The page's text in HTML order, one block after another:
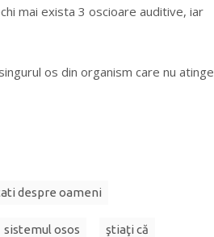
mai exista 3 oscioare auditive, iar
os din organism care nu atinge
despre oameni
sistemul osos ştiaţi că